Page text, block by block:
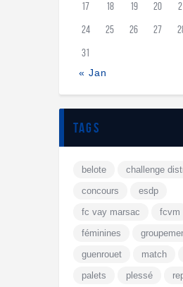
17 18 19 20
24 25 26 27
31
« Jan
tags
belote
challenge
concours
esdp
fc vay marsac
fcvm
féminines
guenrouet
match
palets
plessé